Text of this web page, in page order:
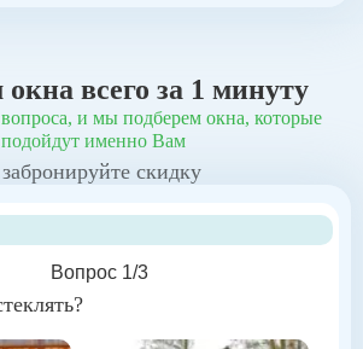
всего за 1 минуту
и мы подберем окна, которые
подойдут именно Вам
скидку
Вопрос 1/3